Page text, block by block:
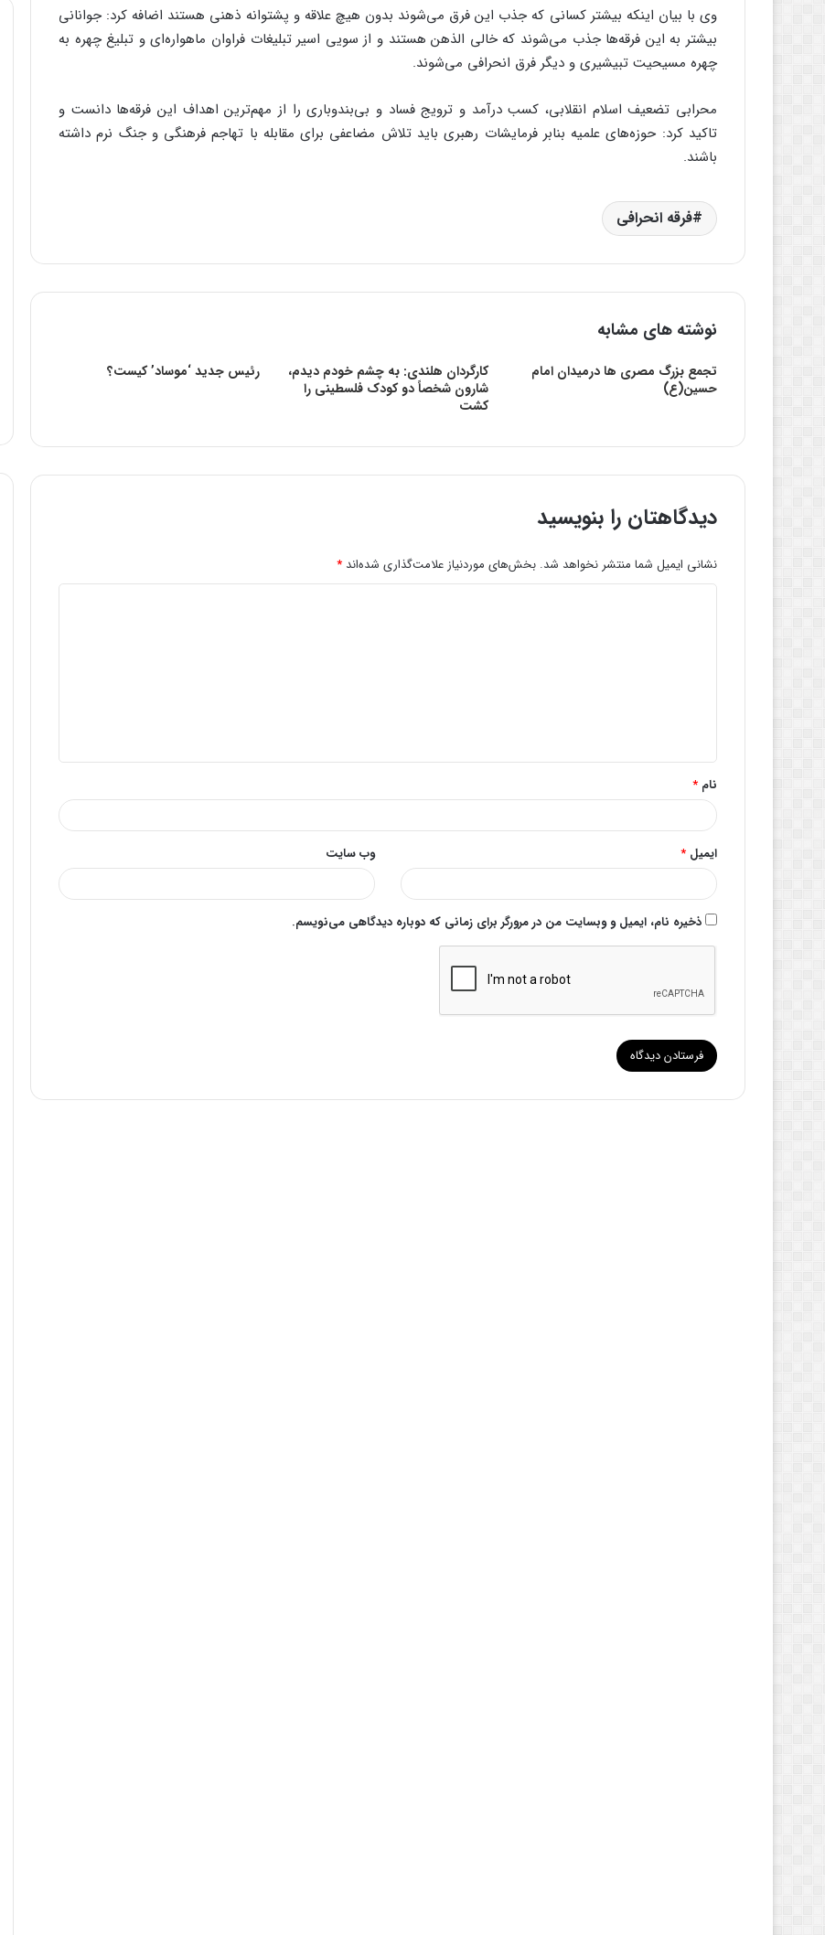
وی با بیان اینکه بیشتر کسانی که جذب این فرق می‌شوند بدون هیچ علاقه و پشتوانه ذهنی هستند اضافه کرد: جوانانی
بیشتر به این فرقه‌ها جذب می‌شوند که خالی الذهن هستند و از سویی اسیر تبلیغات فراوان ماهواره‌ای و تبلیغ چهره به
چهره مسیحیت تبیشیری و دیگر فرق انحرافی می‌شوند.
محرابی تضعیف اسلام انقلابی، کسب درآمد و ترویج فساد و بی‌بندوباری را از مهم‌ترین اهداف این فرقه‌ها دانست و
تاکید کرد: حوزه‌های علمیه بنابر فرمایشات رهبری باید تلاش مضاعفی برای مقابله با تهاجم فرهنگی و جنگ نرم داشته
باشند.
فرقه انحرافی
نوشته های مشابه
تجمع بزرگ مصری ها درمیدان امام
حسین(ع)
کارگردان هلندی: به چشم خودم دیدم،
شارون شخصاً دو کودک فلسطینی را
کشت
رئیس جدید ‘موساد’ کیست؟
دیدگاهتان را بنویسید
نشانی ایمیل شما منتشر نخواهد شد. بخش‌های موردنیاز علامت‌گذاری شده‌اند *
*
نام *
ایمیل * وب‌ سایت
ذخیره نام، ایمیل و وبسایت من در مرورگر برای زمانی که دوباره دیدگاهی می‌نویسم.